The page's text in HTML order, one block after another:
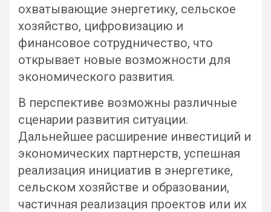
охватывающие энергетику, сельское
хозяйство, цифровизацию и
финансовое сотрудничество, что
открывает новые возможности для
экономического развития.
В перспективе возможны различные
сценарии развития ситуации.
Дальнейшее расширение инвестиций и
экономических партнерств, успешная
реализация инициатив в энергетике,
сельском хозяйстве и образовании,
частичная реализация проектов или их